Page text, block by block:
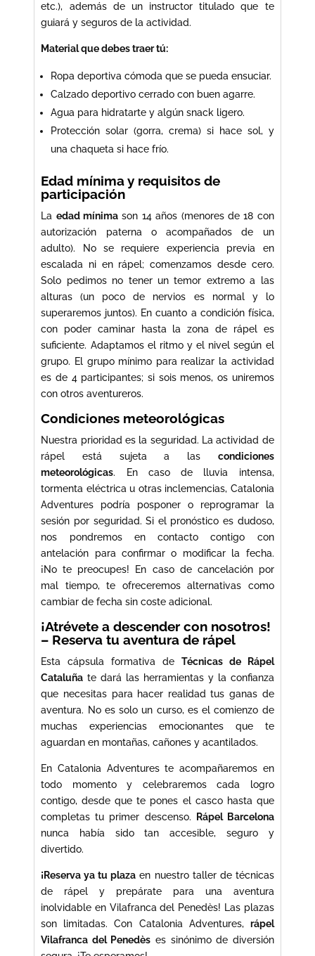
etc.), además de un instructor titulado que te
guiará y seguros de la actividad.
Material que debes traer tú:
Ropa deportiva cómoda que se pueda ensuciar.
Calzado deportivo cerrado con buen agarre.
Agua para hidratarte y algún snack ligero.
Protección solar (gorra, crema) si hace sol, y
una chaqueta si hace frío.
Edad mínima y requisitos de
participación
La edad mínima son 14 años (menores de 18 con
autorización paterna o acompañados de un
adulto). No se requiere experiencia previa en
escalada ni en rápel; comenzamos desde cero.
Solo pedimos no tener un temor extremo a las
alturas (un poco de nervios es normal y lo
superaremos juntos). En cuanto a condición física,
con poder caminar hasta la zona de rápel es
suficiente. Adaptamos el ritmo y el nivel según el
grupo. El grupo mínimo para realizar la actividad
es de 4 participantes; si sois menos, os uniremos
con otros aventureros.
Condiciones meteorológicas
Nuestra prioridad es la seguridad. La actividad de
rápel está sujeta a las condiciones
meteorológicas. En caso de lluvia intensa,
tormenta eléctrica u otras inclemencias, Catalonia
Adventures podría posponer o reprogramar la
sesión por seguridad. Si el pronóstico es dudoso,
nos pondremos en contacto contigo con
antelación para confirmar o modificar la fecha.
¡No te preocupes! En caso de cancelación por
mal tiempo, te ofreceremos alternativas como
cambiar de fecha sin coste adicional.
¡Atrévete a descender con nosotros!
– Reserva tu aventura de rápel
Esta cápsula formativa de Técnicas de Rápel
Cataluña te dará las herramientas y la confianza
que necesitas para hacer realidad tus ganas de
aventura. No es solo un curso, es el comienzo de
muchas experiencias emocionantes que te
aguardan en montañas, cañones y acantilados.
En Catalonia Adventures te acompañaremos en
todo momento y celebraremos cada logro
contigo, desde que te pones el casco hasta que
completas tu primer descenso.
Rápel Barcelona
nunca había sido tan accesible, seguro y
divertido.
¡Reserva ya tu plaza en nuestro taller de técnicas
de rápel y prepárate para una aventura
inolvidable en Vilafranca del Penedès! Las plazas
son limitadas. Con Catalonia Adventures, rápel
Vilafranca del Penedès es sinónimo de diversión